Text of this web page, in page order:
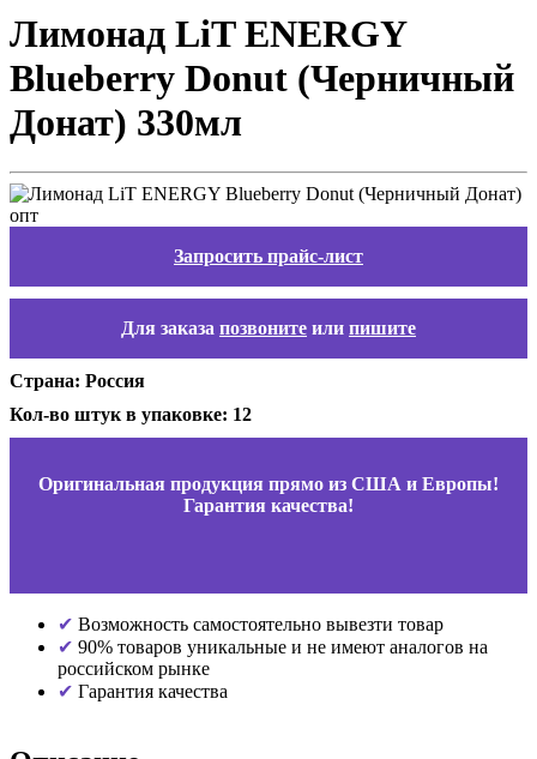
Лимонад LiT ENERGY
Blueberry Donut (Черничный
Донат) 330мл
Запросить прайс-лист
Для заказа позвоните или пишите
Страна: Россия
Кол-во штук в упаковке: 12
Оригинальная продукция прямо из США и Европы!
Гарантия качества!
Возможность самостоятельно вывезти товар
90% товаров уникальные и не имеют аналогов на
российском рынке
Гарантия качества